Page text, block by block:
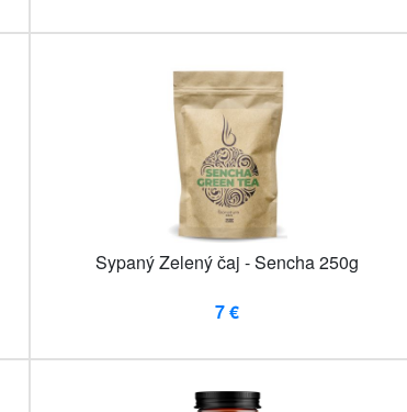
Sypaný Zelený čaj - Sencha 250g
7 €